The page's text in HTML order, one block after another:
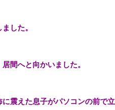
した。
間へと向かいました。
震えた息子がパソコンの前で